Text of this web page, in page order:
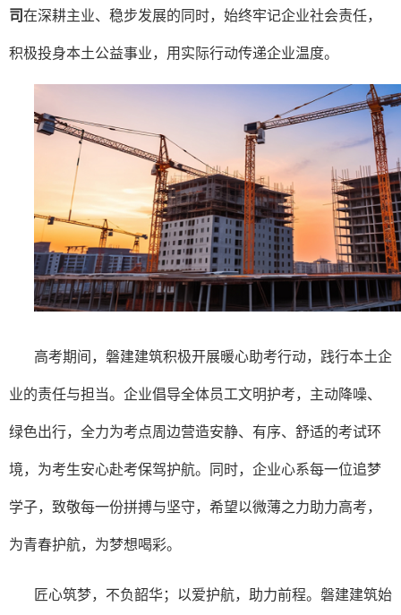
司在深耕主业、稳步发展的同时，始终牢记企业社会责任，
积极投身本土公益事业，用实际行动传递企业温度。
高考期间，磐建建筑积极开展暖心助考行动，践行本土企
业的责任与担当。企业倡导全体员工文明护考，主动降噪、
绿色出行，全力为考点周边营造安静、有序、舒适的考试环
境，为考生安心赴考保驾护航。同时，企业心系每一位追梦
学子，致敬每一份拼搏与坚守，希望以微薄之力助力高考，
为青春护航，为梦想喝彩。
匠心筑梦，不负韶华；以爱护航，助力前程。磐建建筑始